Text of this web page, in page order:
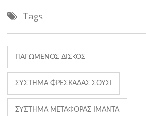
Tags
ΠΑΓΩΜΈΝΟΣ ΔΊΣΚΟΣ
ΣΎΣΤΗΜΑ ΦΡΕΣΚΆΔΑΣ ΣΟΎΣΙ
ΣΎΣΤΗΜΑ ΜΕΤΑΦΟΡΆΣ ΙΜΆΝΤΑ